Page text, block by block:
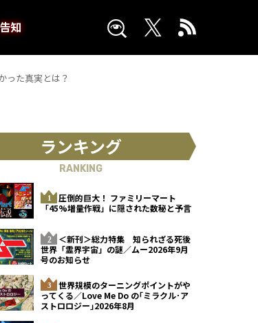
告知
った真実とは？
ランキング
RANKING
圧倒的巨大！ ファミリーマート
「45%増量作戦」に隠された数秘と予言
＜新刊＞総力特集 知られざる死後
世界「霊界宇宙」の謎／ムー2026年9月
号のお知らせ
世界規模のターニングポイントがや
ってくる／Love Me Do の｢ミラクル･ア
ストロロジー｣2026年8月